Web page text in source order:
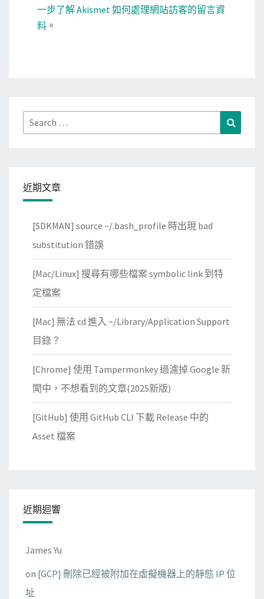
一步了解 Akismet 如何處理網站訪客的留言資
料 。
Search
for:
近期文章
[SDKMAN] source ~/.bash_profile 時出現 bad
substitution 錯誤
[Mac/Linux] 搜尋有哪些檔案 symbolic link 到特
定檔案
[Mac] 無法 cd 進入 ~/Library/Application Support
目錄？
[Chrome] 使用 Tampermonkey 過濾掉 Google 新
聞中，不想看到的文章(2025新版)
[GitHub] 使用 GitHub CLI 下載 Release 中的
Asset 檔案
近期迴響
James Yu
on [GCP] 刪除已經被附加在虛擬機器上的靜態 IP 位
址